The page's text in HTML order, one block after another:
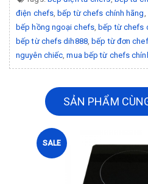
điện chefs bếp từ chefs chính hãng
bếp hồng ngoại chefs bếp từ chefs
bếp từ chefs dih888, bếp từ đơn
nguyên chiếc ,mua bếp từ chefs
SẢN PHẨM
SALE